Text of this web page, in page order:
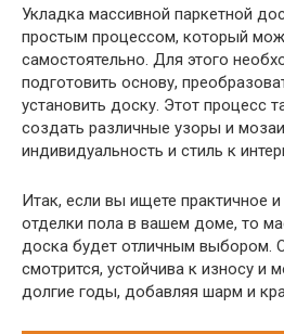
Укладка массивной паркетной
простым процессом, который
самостоятельно. Для этого
подготовить основу,
установить доску. Этот процесс
создать различные узоры и
индивидуальность и стиль к
Итак, если вы ищете практичное
отделки пола в вашем доме, то
доска будет отличным выбором.
смотрится, устойчива к износу и
долгие годы, добавляя шарм и